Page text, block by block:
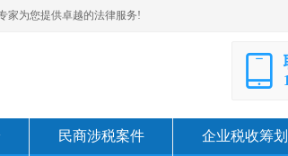
家为您提供卓越的法律服务!
民商涉税案件 企业税收筹划